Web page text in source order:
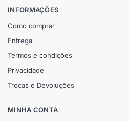
INFORMAÇÕES
Como comprar
Entrega
Termos e condições
Privacidade
Trocas e Devoluções
MINHA CONTA